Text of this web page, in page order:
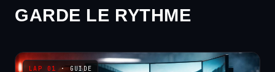
GARDE LE RYTHME
· GUIDE